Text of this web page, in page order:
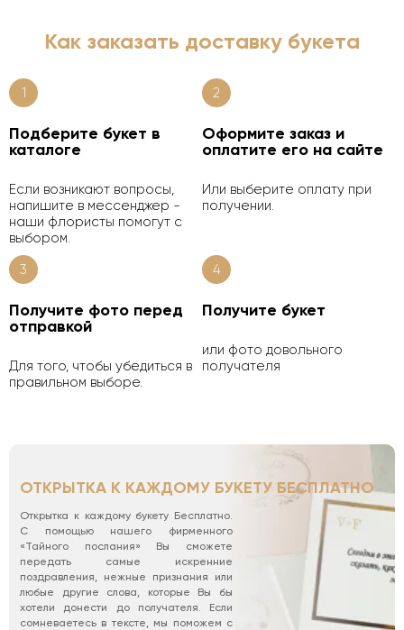
Как заказать доставку букета
1
Подберите букет в
каталоге
Если возникают вопросы,
напишите в мессенджер -
наши флористы помогут с
выбором.
2
Оформите заказ и
оплатите его на сайте
Или выберите оплату при
получении.
3
Получите фото перед
отправкой
Для того, чтобы убедиться в
правильном выборе.
4
Получите букет
или фото довольного
получателя
ОТКРЫТКА К КАЖДОМУ БУКЕТУ БЕСПЛАТНО
Открытка к каждому букету Бесплатно.
С помощью нашего фирменного
«Тайного послания» Вы сможете
передать самые искренние
поздравления, нежные признания или
любые другие слова, которые Вы бы
хотели донести до получателя. Если
сомневаетесь в тексте, мы поможем с